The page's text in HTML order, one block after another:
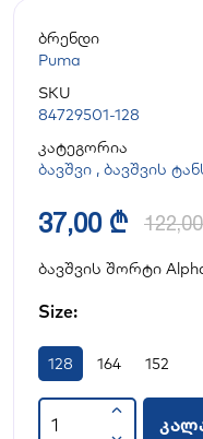
ბრენდი
Puma
SKU
84729501-128
კატეგორია
ბავშვი , ბავშვის
37,00 ₾
ბავშვის შორტი
Size:
128 164 152